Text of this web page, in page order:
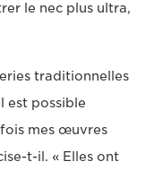
le nec plus ultra,
traditionnelles
est possible
mes œuvres
t-il. « Elles ont